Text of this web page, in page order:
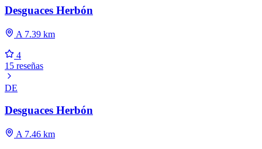
Desguaces Herbón
A 7.39 km
4
15 reseñas
DE
Desguaces Herbón
A 7.46 km